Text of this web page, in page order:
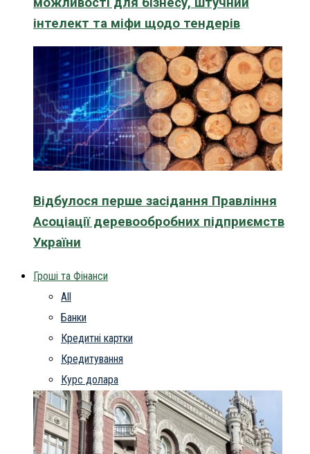
інтелект та міфи щодо тендерів
Відбулося перше засідання Правління
Асоціації деревообробних підприємств
України
Гроші та Фінанси
All
Банки
Кредитні картки
Кредитування
Курс долара